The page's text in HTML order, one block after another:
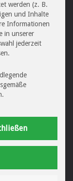
werden (z. B.
und Inhalte
Informationen
in unserer
jederzeit
Gruppen, für